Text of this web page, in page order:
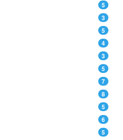
5
3
5
4
3
5
7
8
5
6
5